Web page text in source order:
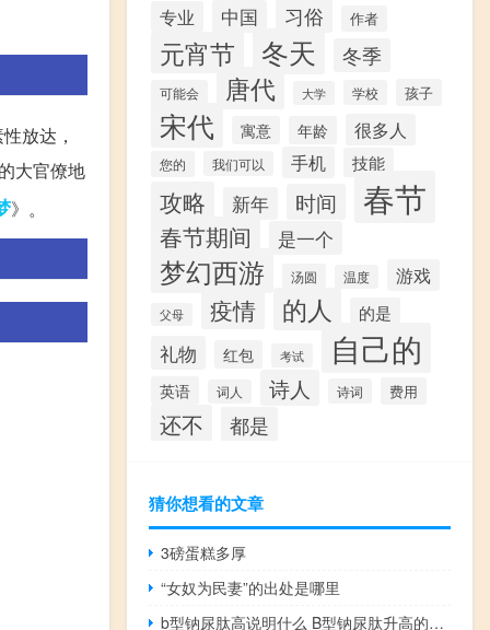
放达，
大官僚地
》。
专业 中国 习俗 作者
元宵节 冬天 冬季
可能会 唐代 大学 学校 孩子
宋代 寓意 年龄 很多人
您的 我们可以 手机 技能
攻略 新年 时间 春节
春节期间 是一个
梦幻西游 汤圆 温度 游戏
父母 疫情 的人 的是
礼物 红包 考试 自己的
英语 词人 诗人 诗词 费用
还不 都是
猜你想看的文章
3磅蛋糕多厚
“女奴为民妻”的出处是哪里
b型钠尿肽高说明什么 B型钠尿肽升高的意义是什么？